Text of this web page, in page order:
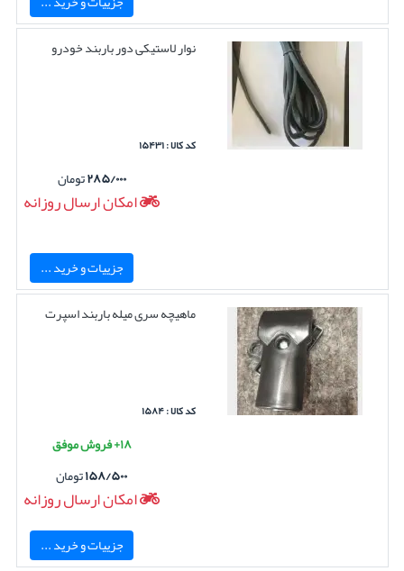
نوار لاستیکی دور باربند خودرو
کد کالا : ۱۵۴۳۱
۲۸۵/۰۰۰تومان
امکان ارسال روزانه
جزییات و خرید ...
ماهیچه سری میله باربند اسپرت
کد کالا : ۱۵۸۴
۱۸+ فروش موفق
۱۵۸/۵۰۰تومان
امکان ارسال روزانه
جزییات و خرید ...